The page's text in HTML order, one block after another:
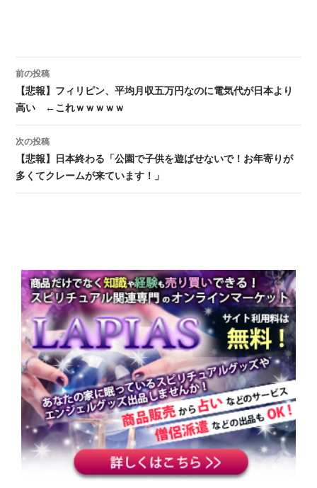
投稿ナビゲーション
前の投稿
【悲報】フィリピン、平均月収五万円なのに電気代が日本より
高い ←これｗｗｗｗｗ
次の投稿
【悲報】日本終わる「公園で子供を遊ばせないで！お年寄りが
多くてクレームが来ています！」